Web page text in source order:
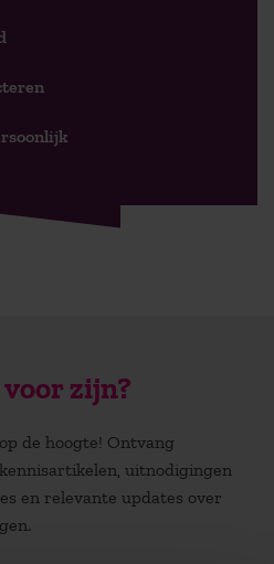
zijn?
de hoogte! Ontvang
uitnodigingen
en relevante updates over